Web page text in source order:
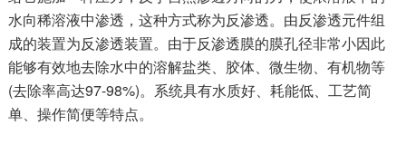
水向稀溶液中渗透，这种方式称为反渗透。由反渗透元件组
成的装置为反渗透装置。由于反渗透膜的膜孔径非常小因此
能够有效地去除水中的溶解盐类、胶体、微生物、有机物等
(去除率高达97-98%)。系统具有水质好、耗能低、工艺简
单、操作简便等特点。